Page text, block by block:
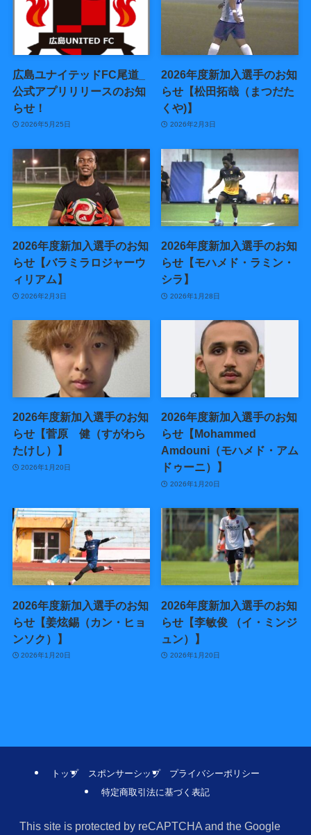
広島ユナイテッドFC尾道_
公式アプリリリースのお知
らせ！
2026年5月25日
2026年度新加入選手のお知
らせ【松田拓哉（まつだた
くや)】
2026年2月3日
2026年度新加入選手のお知
らせ【バラミラロジャーウ
ィリアム】
2026年2月3日
2026年度新加入選手のお知
らせ【モハメド・ラミン・
シラ】
2026年1月28日
2026年度新加入選手のお知
らせ【菅原 健（すがわら
たけし）】
2026年1月20日
2026年度新加入選手のお知
らせ【Mohammed
Amdouni（モハメド・アム
ドゥーニ）】
2026年1月20日
2026年度新加入選手のお知
らせ【姜炫錫（カン・ヒョ
ンソク）】
2026年1月20日
2026年度新加入選手のお知
らせ【李敏俊 （イ・ミンジ
ュン）】
2026年1月20日
トップ スポンサーシップ
プライバシーポリシー
特定商取引法に基づく表記
This site is protected by reCAPTCHA and the Google